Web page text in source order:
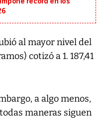
al mayor nivel del
cotizó a 1. 187,41
a algo menos,
maneras siguen